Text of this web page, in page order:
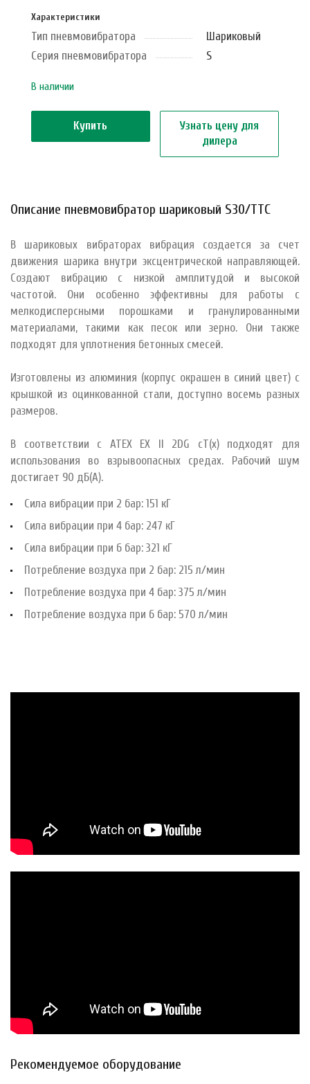
Характеристики
Тип пневмовибратора
Шариковый
Серия пневмовибратора
S
В наличии
Купить
Узнать цену для
дилера
Описание пневмовибратор шариковый S30/ТТС
В шариковых вибраторах вибрация создается за счет
движения шарика внутри эксцентрической направляющей.
Создают вибрацию с низкой амплитудой и высокой
частотой. Они особенно эффективны для работы с
мелкодисперсными порошками и гранулированными
материалами, такими как песок или зерно. Они также
подходят для уплотнения бетонных смесей.
Изготовлены из алюминия (корпус окрашен в синий цвет) с
крышкой из оцинкованной стали, доступно восемь разных
размеров.
В соответствии с ATEX EX II 2DG cT(x) подходят для
использования во взрывоопасных средах. Рабочий шум
достигает 90 дБ(A).
Сила вибрации при 2 бар: 151 кГ
Сила вибрации при 4 бар: 247 кГ
Сила вибрации при 6 бар: 321 кГ
Потребление воздуха при 2 бар: 215 л/мин
Потребление воздуха при 4 бар: 375 л/мин
Потребление воздуха при 6 бар: 570 л/мин
Рекомендуемое оборудование